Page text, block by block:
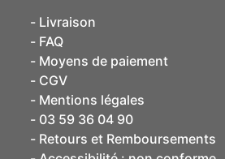
Livraison
FAQ
Moyens de paiement
CGV
Mentions légales
03 59 36 04 90
Retours et Remboursements